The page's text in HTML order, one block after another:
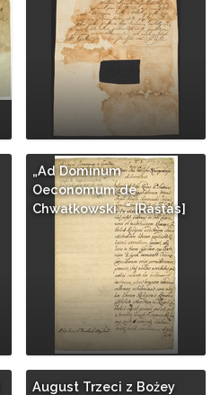
„Ad Dominum
Oeconomum de
Chwałkowski..." [Raštas]
August Trzeci z Bożey